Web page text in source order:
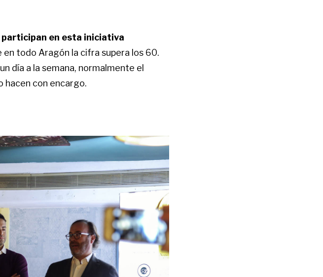
en esta iniciativa
todo Aragón la cifra supera los 60.
día a la semana, normalmente el
hacen con encargo.